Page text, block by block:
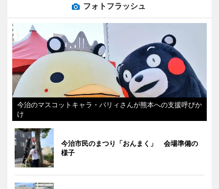
フォトフラッシュ
今治のマスコットキャラ・バリィさんが熊本への支援呼びか
け
今治市民のまつり「おんまく」 会場準備の
様子